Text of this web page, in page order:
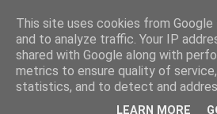
This site uses cookies from
and to analyze traffic. Your IP
shared with Google along with
metrics to ensure quality of
statistics, and to detect and
LEARN MORE